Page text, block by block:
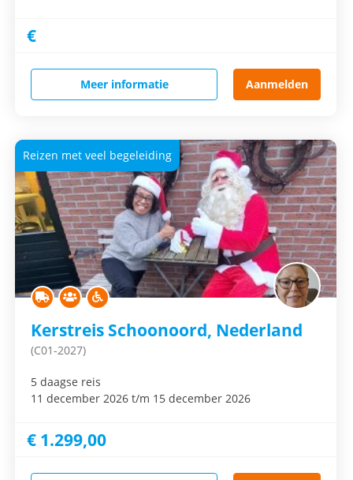
€
Meer informatie Aanmelden
Reizen met veel begeleiding
Kerstreis Schoonoord, Nederland
(C01-2027)
5 daagse reis
11 december 2026 t/m 15 december 2026
€ 1.299,00